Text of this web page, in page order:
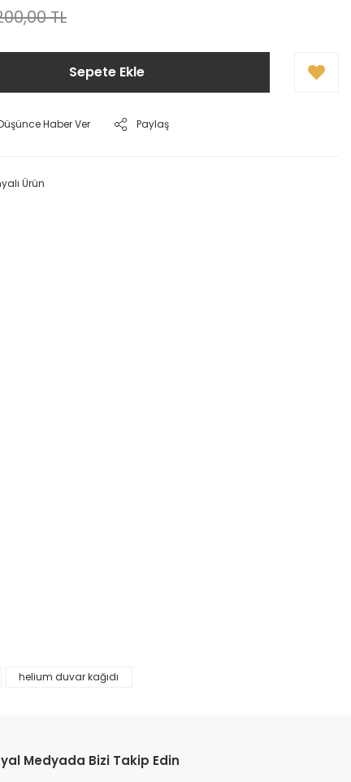
TL
Sepete Ekle
Haber Ver Paylaş
Ürün
helium duvar kağıdı
Medyada Bizi Takip Edin